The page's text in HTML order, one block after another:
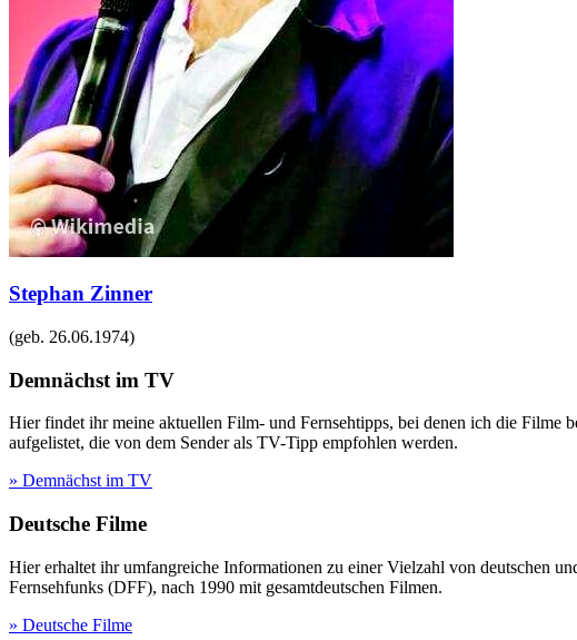
Stephan Zinner
(geb. 26.06.1974)
Demnächst im TV
Hier findet ihr meine aktuellen Film- und Fernsehtipps, bei denen ich die Filme
aufgelistet, die von dem Sender als TV-Tipp empfohlen werden.
» Demnächst im TV
Deutsche Filme
Hier erhaltet ihr umfangreiche Informationen zu einer Vielzahl von deutschen
Fernsehfunks (DFF), nach 1990 mit gesamtdeutschen Filmen.
» Deutsche Filme